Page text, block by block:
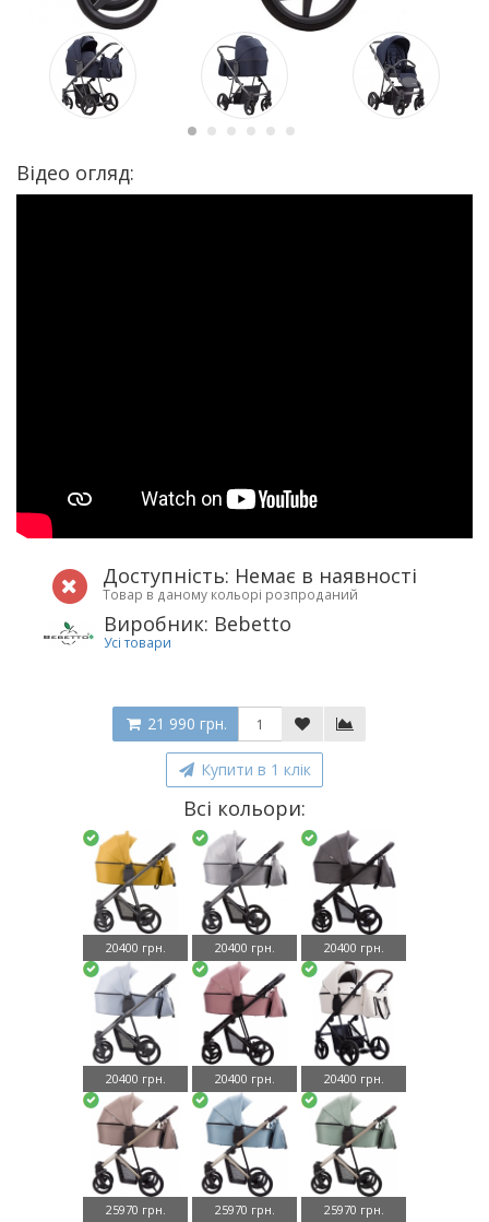
Відео огляд:
Доступність: Немає в наявності
Товар в даному кольорі розпроданий
Виробник: Bebetto
Усі товари
21 990 грн.
Купити в 1 клік
Всі кольори:
20400 грн. 20400 грн. 20400 грн.
20400 грн. 20400 грн. 20400 грн.
25970 грн. 25970 грн. 25970 грн.